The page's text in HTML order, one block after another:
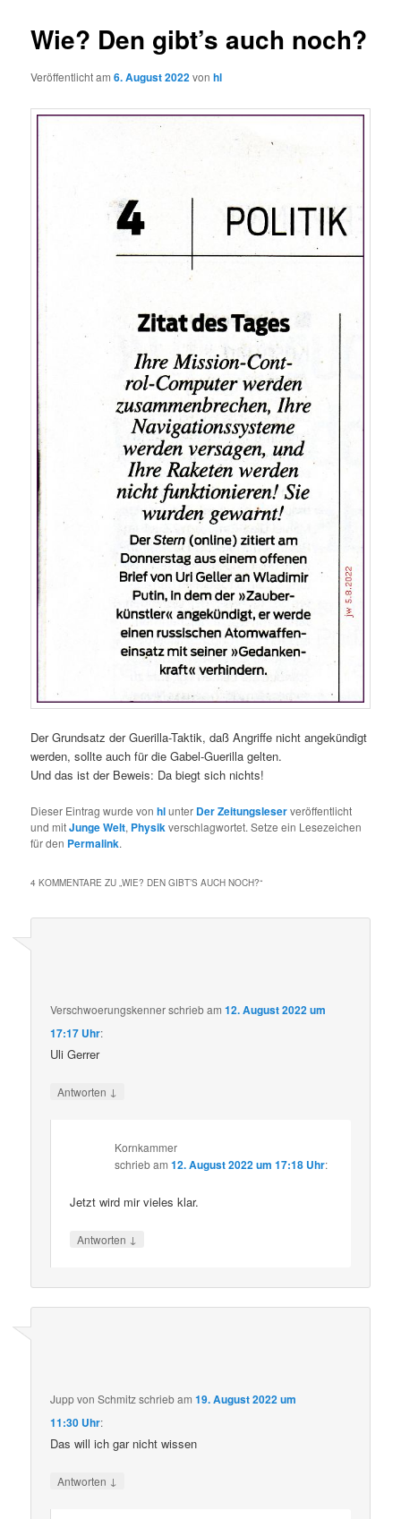
Wie? Den gibt’s auch noch?
Veröffentlicht am6. August 2022vonhl
Der Grundsatz der Guerilla-Taktik, daß Angriffe nicht angekündigt
werden, sollte auch für die Gabel-Guerilla gelten.
Und das ist der Beweis: Da biegt sich nichts!
Dieser Eintrag wurde vonhlunter Der Zeitungsleserveröffentlicht
und mitJunge Welt, Physikverschlagwortet. Setze ein Lesezeichen
für den Permalink.
4 KOMMENTARE ZU „WIE? DEN GIBT’S AUCH NOCH?“
Verschwoerungskennerschriebam12. August 2022 um
17:17 Uhr:
Uli Gerrer
Antworten ↓
Kornkammer
schriebam12. August 2022 um 17:18 Uhr:
Jetzt wird mir vieles klar.
Antworten ↓
Jupp von Schmitzschriebam19. August 2022 um
11:30 Uhr:
Das will ich gar nicht wissen
Antworten ↓